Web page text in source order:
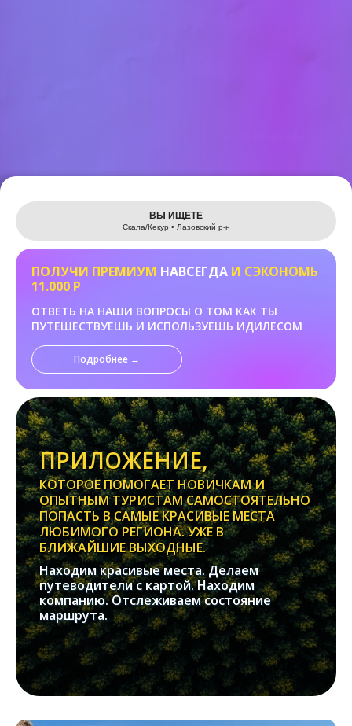
Leaflet
ВЫ ИЩЕТЕ
Скала/Кекур • Лазовский р-н
ПОЛУЧИ ПРЕМИУМ НАВСЕГДА И СЭКОНОМЬ
11.000 Р
ОТВЕТЬ НА НАШИ ВОПРОСЫ О ТОМ КАК ТЫ
ПУТЕШЕСТВУЕШЬ И ИСПОЛЬЗУЕШЬ ИДИЛЕСОМ
Подробнее →
ПРИЛОЖЕНИЕ,
КОТОРОЕ ПОМОГАЕТ НОВИЧКАМ И
ОПЫТНЫМ ТУРИСТАМ САМОСТОЯТЕЛЬНО
ПОПАСТЬ В САМЫЕ КРАСИВЫЕ МЕСТА
ЛЮБИМОГО РЕГИОНА. УЖЕ В
БЛИЖАЙШИЕ ВЫХОДНЫЕ.
Находим красивые места. Делаем
путеводители с картой. Находим
компанию. Отслеживаем состояние
маршрута.